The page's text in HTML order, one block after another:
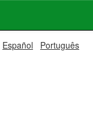
Español Português